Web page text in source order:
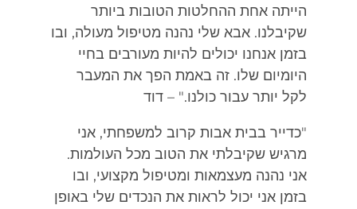
הייתה אחת ההחלטות הטובות ביותר
שקיבלנו. אבא שלי נהנה מטיפול מעולה, ובו
בזמן אנחנו יכולים להיות מעורבים בחיי
היומיום שלו. זה באמת הפך את המעבר
לקל יותר עבור כולנו." – דוד
"כדייר בבית אבות קרוב למשפחתי, אני
מרגיש שקיבלתי את הטוב מכל העולמות.
אני נהנה מעצמאות ומטיפול מקצועי, ובו
בזמן אני יכול לראות את הנכדים שלי באופן